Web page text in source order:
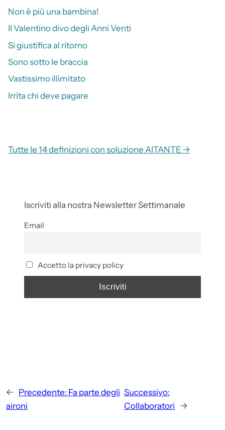
Non è più una bambina!
Il Valentino divo degli Anni Venti
Si giustifica al ritorno
Sono sotto le braccia
Vastissimo illimitato
Irrita chi deve pagare
Tutte le 14 definizioni con soluzione AITANTE →
Iscriviti alla nostra Newsletter Settimanale
Email
Accetto la privacy policy
← Precedente: Fa parte degli
aironi
Successivo:
Collaboratori
→